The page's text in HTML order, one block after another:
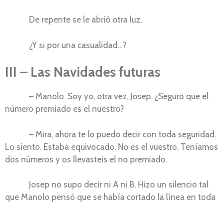
De repente se le abrió otra luz.
¿Y si por una casualidad…?
III – Las Navidades futuras
– Manolo. Soy yo, otra vez, Josep. ¿Seguro que el
número premiado es el nuestro?
– Mira, ahora te lo puedo decir con toda seguridad.
Lo siento. Estaba equivocado. No es el vuestro. Teníamos
dos números y os llevasteis el no premiado.
Josep no supo decir ni A ni B. Hizo un silencio tal
que Manolo pensó que se había cortado la línea en toda